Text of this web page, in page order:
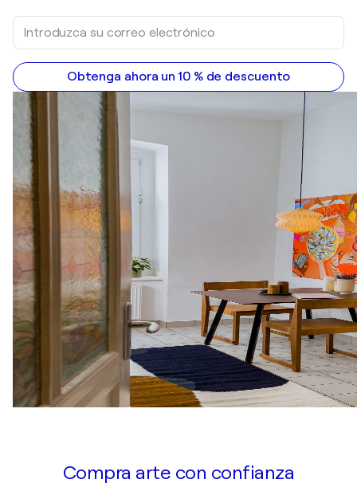
Obtenga ahora un 10 % de descuento
Compra arte con confianza